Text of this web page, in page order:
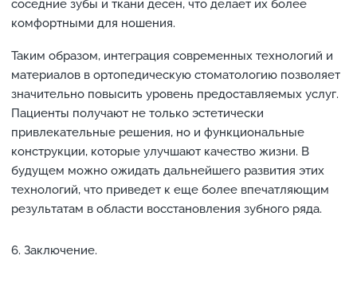
соседние зубы и ткани десен, что делает их более
комфортными для ношения.
Таким образом, интеграция современных технологий и
материалов в ортопедическую стоматологию позволяет
значительно повысить уровень предоставляемых услуг.
Пациенты получают не только эстетически
привлекательные решения, но и функциональные
конструкции, которые улучшают качество жизни. В
будущем можно ожидать дальнейшего развития этих
технологий, что приведет к еще более впечатляющим
результатам в области восстановления зубного ряда.
Заключение.